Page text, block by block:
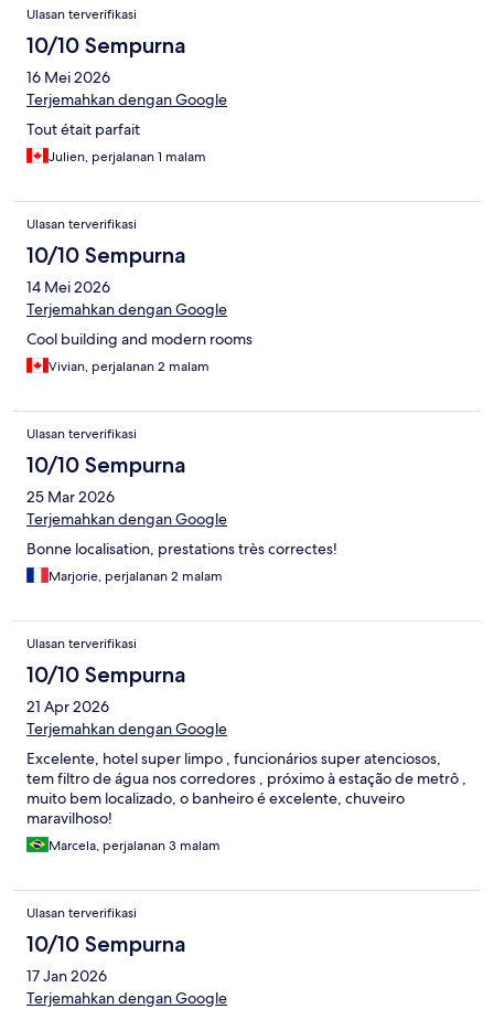
Ulasan terverifikasi
10/10 Sempurna
16 Mei 2026
Terjemahkan dengan Google
Tout était parfait
Julien, perjalanan 1 malam
Ulasan terverifikasi
10/10 Sempurna
14 Mei 2026
Terjemahkan dengan Google
Cool building and modern rooms
Vivian, perjalanan 2 malam
Ulasan terverifikasi
10/10 Sempurna
25 Mar 2026
Terjemahkan dengan Google
Bonne localisation, prestations très correctes!
Marjorie, perjalanan 2 malam
Ulasan terverifikasi
10/10 Sempurna
21 Apr 2026
Terjemahkan dengan Google
Excelente, hotel super limpo , funcionários super atenciosos,
tem filtro de água nos corredores , próximo à estação de metrô ,
muito bem localizado, o banheiro é excelente, chuveiro
maravilhoso!
Marcela, perjalanan 3 malam
Ulasan terverifikasi
10/10 Sempurna
17 Jan 2026
Terjemahkan dengan Google